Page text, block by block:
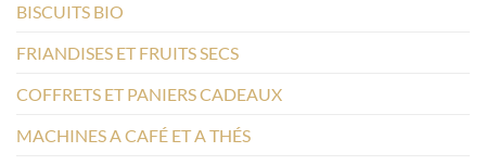
BISCUITS BIO
FRIANDISES ET FRUITS SECS
COFFRETS ET PANIERS CADEAUX
MACHINES A CAFÉ ET A THÉS